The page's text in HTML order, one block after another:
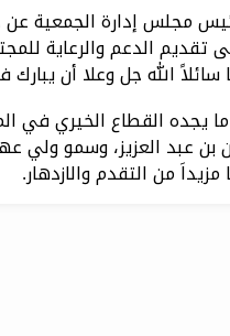
مجلس إدارة الجمعية
تقديم الدعم والرعاية
سائلاً الله جل وعلا أن
يجده القطاع الخيري في
عبد العزيز، وسمو ولي
مزيداَ من التقدم والازدهار.